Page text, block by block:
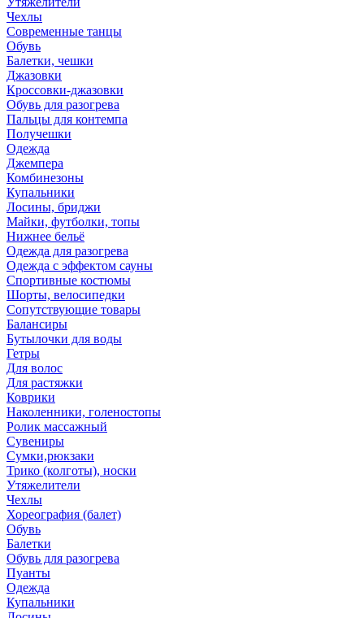
Чехлы
Современные танцы
Обувь
Балетки, чешки
Джазовки
Кроссовки-джазовки
Обувь для разогрева
Пальцы для контемпа
Получешки
Одежда
Джемпера
Комбинезоны
Купальники
Лосины, бриджи
Майки, футболки, топы
Нижнее бельё
Одежда для разогрева
Одежда с эффектом сауны
Спортивные костюмы
Шорты, велосипедки
Сопутствующие товары
Балансиры
Бутылочки для воды
Гетры
Для волос
Для растяжки
Коврики
Наколенники, голеностопы
Ролик массажный
Сувениры
Сумки,рюкзаки
Трико (колготы), носки
Утяжелители
Чехлы
Хореография (балет)
Обувь
Балетки
Обувь для разогрева
Пуанты
Одежда
Купальники